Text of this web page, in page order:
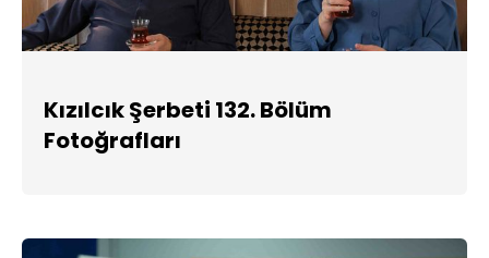
Kızılcık Şerbeti 132. Bölüm
Fotoğrafları